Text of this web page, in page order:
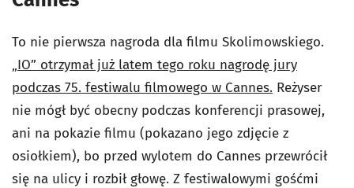
To nie pierwsza nagroda dla filmu Skolimowskiego.
„IO” otrzymał już latem tego roku nagrodę jury
podczas 75. festiwalu filmowego w Cannes. Reżyser
nie mógł być obecny podczas konferencji prasowej,
ani na pokazie filmu (pokazano jego zdjęcie z
osiołkiem), bo przed wylotem do Cannes przewrócił
się na ulicy i rozbił głowę. Z festiwalowymi gośćmi